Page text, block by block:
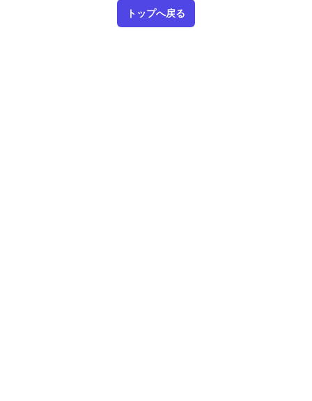
トップへ戻る